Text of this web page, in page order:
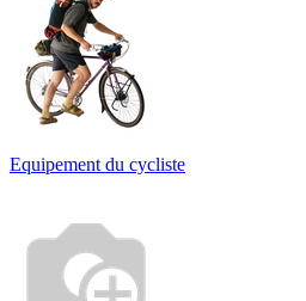
Equipement du cycliste